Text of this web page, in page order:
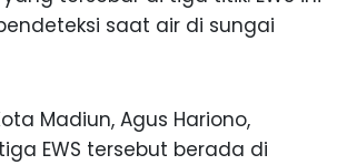
saat air di sungai
Madiun, Agus Hariono,
EWS tersebut berada di